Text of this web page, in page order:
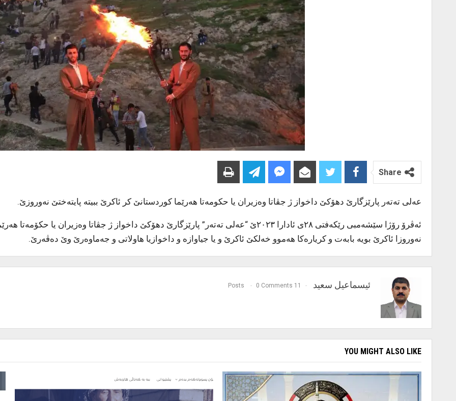
Share
عەلی تەتەر پارێزگارێ دهۆکێ داخواز ژ جڤاتا وەزیران یا حکومەتا هەرێما کوردستانێ کر ئاکرێ ببیتە پایتەختێ نەوروزێ.
ئەڤرۆ رۆژا سێشەمبی رێکەفتی ٢٨ی ئادارا ٢٠٢٣ێ “عەلی تەتەر” پارێزگارێ دهۆکێ داخواز ژ جڤاتا
نەوروزا ئاکرێ بویە بابەت و کریارەکا هەموو خەلکێ ئاکرێ و یا جیاوازە و داخوازیا هاولاتی و جەماوەرێ وێ دەڤەرێ.
ئیسماعیل سعيد 11 Posts
0 Comments
YOU MIGHT ALSO LIKE